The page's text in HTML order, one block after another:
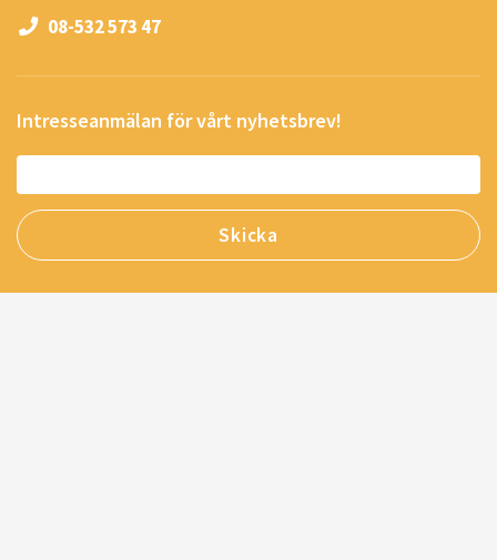
08-532 573 47
Intresseanmälan för vårt nyhetsbrev!